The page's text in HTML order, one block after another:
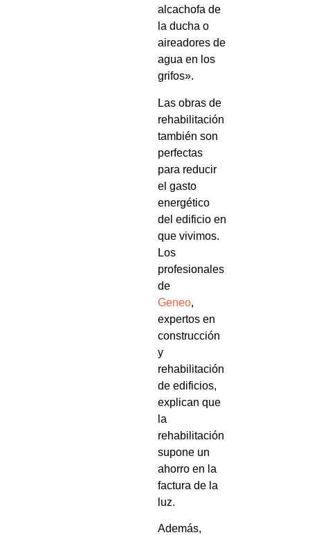
alcachofa de
la ducha o
aireadores de
agua en los
grifos».
Las obras de
rehabilitación
también son
perfectas
para reducir
el gasto
energético
del edificio en
que vivimos.
Los
profesionales
de
Geneo,
expertos en
construcción
y
rehabilitación
de edificios,
explican que
la
rehabilitación
supone un
ahorro en la
factura de la
luz.
Además,